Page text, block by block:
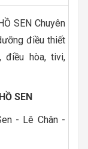
SEN Chuyên
điều thiết
điều hòa, tivi,
SEN
- Lê Chân -